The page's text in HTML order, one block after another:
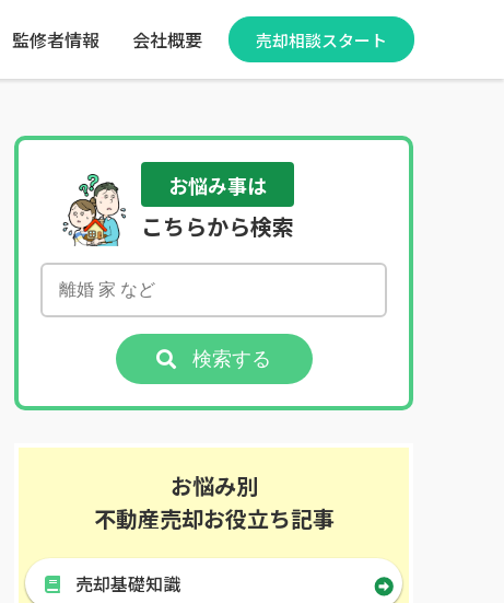
監修者情報 会社概要 売却相談スタート
お悩み事は
こちらから検索
検索する
お悩み別
不動産売却お役立ち記事
売却基礎知識